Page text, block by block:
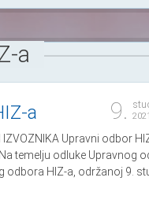
a
9.
a
IZVOZNIKA Upravni odbor
temelju odluke Upravnog
odbora HIZ-a, održanoj 9.